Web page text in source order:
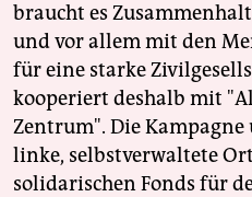
braucht es
und vor allem mit den
für eine starke
kooperiert deshalb mit
Zentrum". Die
linke, selbstverwaltete
solidarischen Fonds für